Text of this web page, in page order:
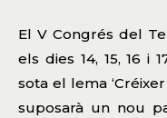
El V Congrés del
els dies 14, 15, 16 i
sota el lema
suposarà un nou